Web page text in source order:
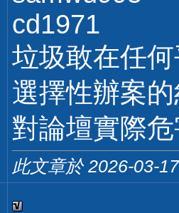
cd1971
垃圾敢在任
選擇性辦案
對論壇實際
此文章於 2026-03-